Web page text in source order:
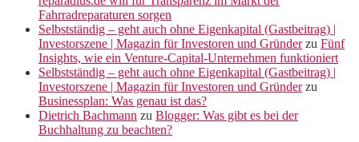
Fahrradreparaturen sorgen
Selbstständig – geht auch ohne Eigenkapital (Gastbeitrag) |
Investorszene | Magazin für Investoren und Gründerzu Fünf
Insights, wie ein Venture-Capital-Unternehmen funktioniert
Selbstständig – geht auch ohne Eigenkapital (Gastbeitrag) |
Investorszene | Magazin für Investoren und Gründerzu
Businessplan: Was genau ist das?
Dietrich Bachmann zu Blogger: Was gibt es bei der
Buchhaltung zu beachten?